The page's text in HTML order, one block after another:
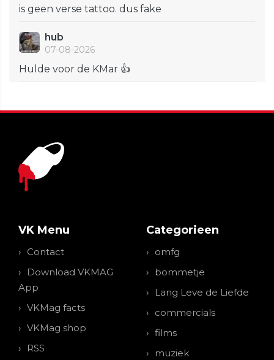
is geen verse tattoo. dus fake
hub
07-08-2026
Hulde voor de KMar 👍
VK Menu
Contact
Download VKMAG
App
VKMag facts
VKMag shop
RSS
Categorieen
omfg
bommetje
Lang Leve de Liefde
commercials
films
muziek